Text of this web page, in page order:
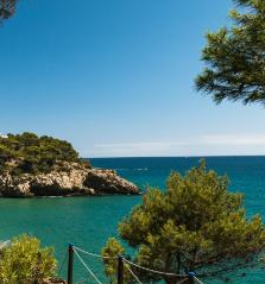
pour
immobilier
est fondamental pour
Espagne. Il est